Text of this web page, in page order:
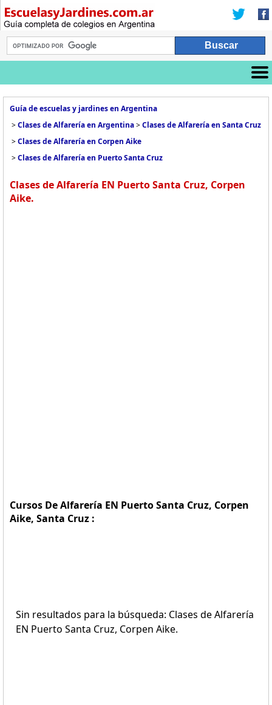
Guía de escuelas y jardines en Argentina
>Clases de Alfarería en Argentina>Clases de Alfarería en Santa Cruz
>Clases de Alfarería en Corpen Aike
>Clases de Alfarería en Puerto Santa Cruz
Clases de Alfarería EN Puerto Santa Cruz, Corpen
Aike.
Cursos De Alfarería EN Puerto Santa Cruz, Corpen
Aike, Santa Cruz :
Sin resultados para la búsqueda: Clases de Alfarería
EN Puerto Santa Cruz, Corpen Aike.